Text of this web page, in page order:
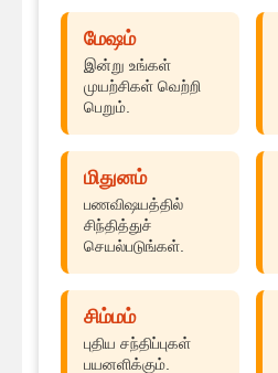
மேஷம்
இன்று உங்கள்
முயற்சிகள் வெற்றி
பெறும்.
மிதுனம்
பணவிஷயத்தில்
சிந்தித்துச்
செயல்படுங்கள்.
சிம்மம்
புதிய சந்திப்புகள்
பயனளிக்கும்.